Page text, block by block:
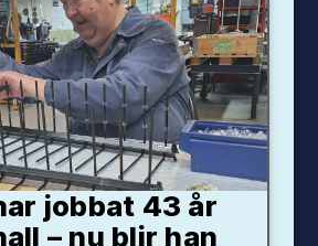
jobbat 43 år
– nu blir han